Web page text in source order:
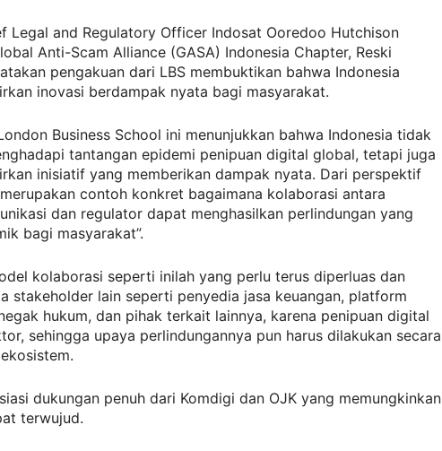
Legal and Regulatory Officer Indosat Ooredoo Hutchison
Anti-Scam Alliance (GASA) Indonesia Chapter, Reski
pengakuan dari LBS membuktikan bahwa Indonesia
inovasi berdampak nyata bagi masyarakat.
Business School ini menunjukkan bahwa Indonesia tidak
tantangan epidemi penipuan digital global, tetapi juga
inisiatif yang memberikan dampak nyata. Dari perspektif
merupakan contoh konkret bagaimana kolaborasi antara
dan regulator dapat menghasilkan perlindungan yang
bagi masyarakat”.
kolaborasi seperti inilah yang perlu terus diperluas dan
stakeholder lain seperti penyedia jasa keuangan, platform
hukum, dan pihak terkait lainnya, karena penipuan digital
sehingga upaya perlindungannya pun harus dilakukan secara
dukungan penuh dari Komdigi dan OJK yang memungkinkan
terwujud.